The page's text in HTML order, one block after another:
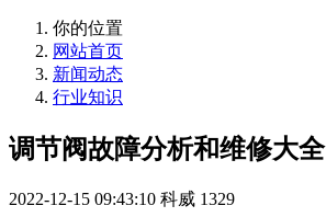
你的位置
网站首页
新闻动态
行业知识
调节阀故障分析和维修大全
2022-12-15 09:43:10 科威 1329